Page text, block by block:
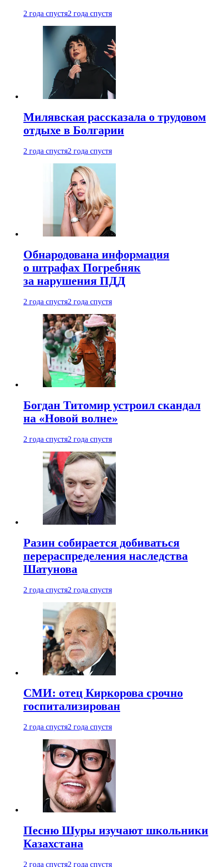
2 года спустя2 года спустя
Милявская рассказала о трудовом
отдыхе в Болгарии
2 года спустя2 года спустя
Обнародована информация
о штрафах Погребняк
за нарушения ПДД
2 года спустя2 года спустя
Богдан Титомир устроил скандал
на «Новой волне»
2 года спустя2 года спустя
Разин собирается добиваться
перераспределения наследства
Шатунова
2 года спустя2 года спустя
СМИ: отец Киркорова срочно
госпитализирован
2 года спустя2 года спустя
Песню Шуры изучают школьники
Казахстана
2 года спустя2 года спустя